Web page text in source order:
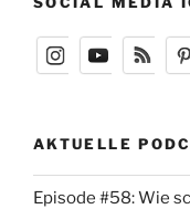
AKTUELLE
Episode #58: Wie